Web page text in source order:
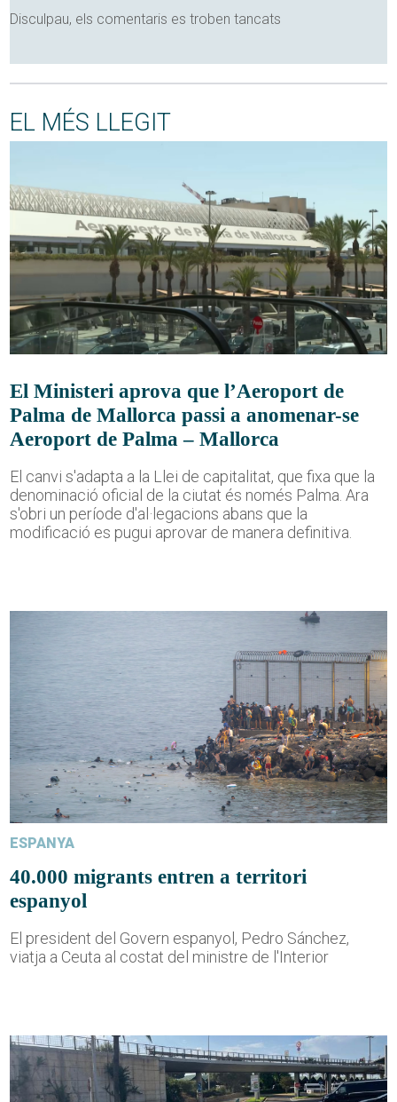
Disculpau, els comentaris es troben tancats
EL MÉS LLEGIT
El Ministeri aprova que l’Aeroport de
Palma de Mallorca passi a anomenar-se
Aeroport de Palma – Mallorca
El canvi s'adapta a la Llei de capitalitat, que fixa que la
denominació oficial de la ciutat és només Palma. Ara
s'obri un període d'al·legacions abans que la
modificació es pugui aprovar de manera definitiva.
ESPANYA
40.000 migrants entren a territori
espanyol
El president del Govern espanyol, Pedro Sánchez,
viatja a Ceuta al costat del ministre de l'Interior